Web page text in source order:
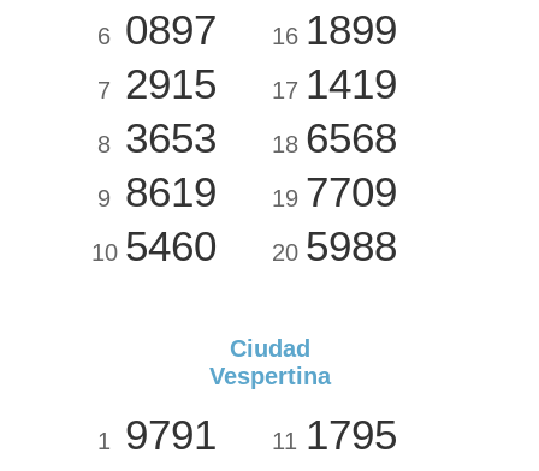
6 0897
7 2915
8 3653
9 8619
10 5460
16 1899
17 1419
18 6568
19 7709
20 5988
Ciudad
Vespertina
1 9791 11 1795